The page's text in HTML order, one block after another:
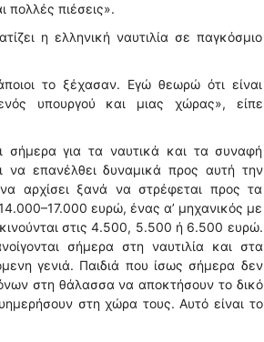
πολλές πιέσεις».
η ελληνική ναυτιλία σε παγκόσμιο
το ξέχασαν. Εγώ θεωρώ ότι είναι
υπουργού και μιας χώρας», είπε
σήμερα για τα ναυτικά και τα συναφή
να επανέλθει δυναμικά προς αυτή την
αρχίσει ξανά να στρέφεται προς τα
ευρώ, ένας α’ μηχανικός με
στις 4.500, 5.500 ή 6.500 ευρώ.
σήμερα στη ναυτιλία και στα
γενιά. Παιδιά που ίσως σήμερα δεν
στη θάλασσα να αποκτήσουν το δικό
στη χώρα τους. Αυτό είναι το